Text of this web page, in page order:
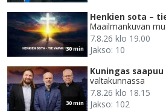
30 min
Henkien sota –
Maailmankuvan
7.8.26 klo 19.00
Jakso: 10
30 min
Kuningas saapuu
valtakunnassa
7.8.26 klo 18.15
Jakso: 102